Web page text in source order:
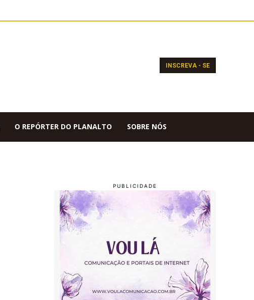
INSCREVA - SE
O REPÓRTER DO PLANALTO SOBRE NÓS